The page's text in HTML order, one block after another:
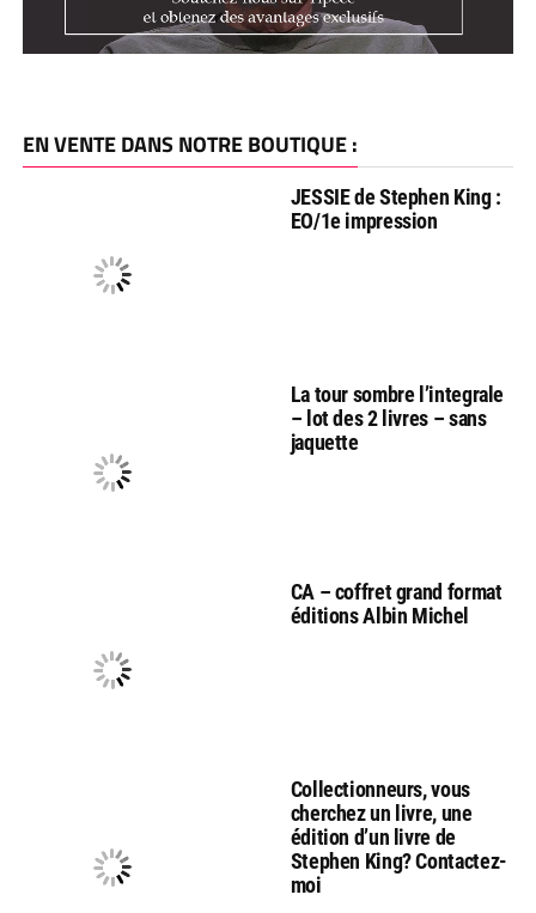
EN VENTE DANS NOTRE BOUTIQUE :
JESSIE de Stephen King :
EO/1e impression
La tour sombre l’integrale
– lot des 2 livres – sans
jaquette
CA – coffret grand format
éditions Albin Michel
Collectionneurs, vous
cherchez un livre, une
édition d’un livre de
Stephen King? Contactez-
moi